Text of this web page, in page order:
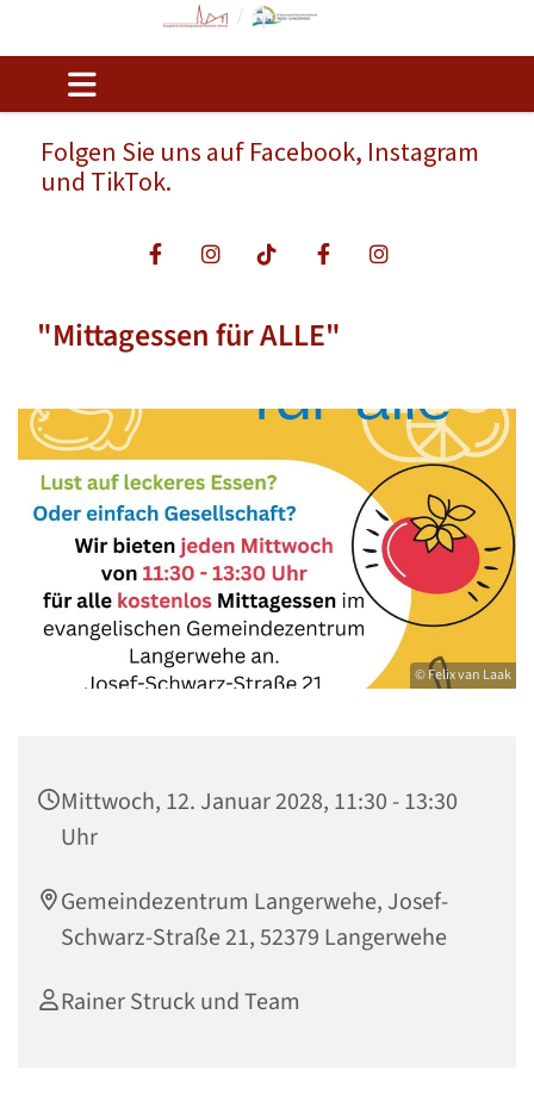
Folgen Sie uns auf Facebook, Instagram
und TikTok.
"Mittagessen für ALLE"
© Felix van Laak
Mittwoch, 12. Januar 2028, 11:30 - 13:30
Uhr
Gemeindezentrum Langerwehe, Josef-
Schwarz-Straße 21, 52379 Langerwehe
Rainer Struck und Team